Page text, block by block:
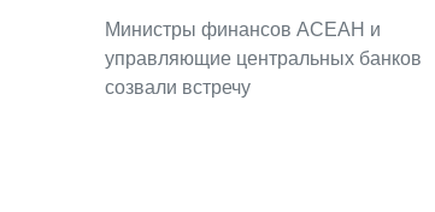
Министры финансов АСЕАН и
управляющие центральных банков
созвали встречу